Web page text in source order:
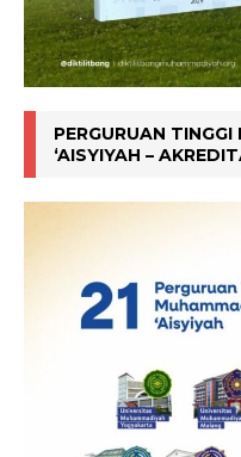
PERGURUAN
‘AISYIYAH –